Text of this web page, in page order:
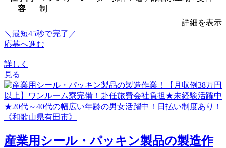
容
制
詳細を表示
＼最短45秒で完了／
応募へ進む
詳しく
見る
産業用シール・パッキン製品の製造作